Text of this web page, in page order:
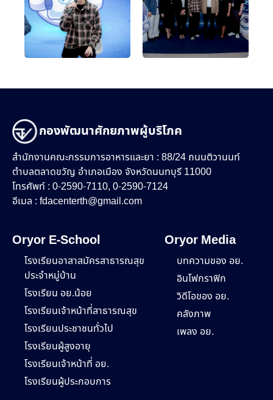
กองพัฒนาศักยภาพผู้บริโภค
สำนักงานคณะกรรมการอาหารและยา : 88/24 ถนนติวานนท์
ตำบลตลาดขวัญ อำเภอเมือง จังหวัดนนทบุรี 11000
โทรศัพท์ : 0-2590-7110, 0-2590-7124
อีเมล : fdacenterth@gmail.com
Oryor E-School
โรงเรียนอาสาสมัครสาธารณสุข
ประจำหมู่บ้าน
โรงเรียน อย.น้อย
โรงเรียนเจ้าหน้าที่สาธารณสุข
โรงเรียนประชาชนทั่วไป
โรงเรียนผู้สูงอายุ
โรงเรียนเจ้าหน้าที่ อย.
โรงเรียนผู้ประกอบการ
Oryor Media
บทความของ อย.
อินโฟกราฟิก
วิดีโอของ อย.
คลังภาพ
เพลง อย.